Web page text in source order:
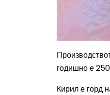
годишно е
Кирил е горд